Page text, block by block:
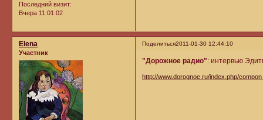
Последний визит:
Вчера 11:01:02
Поделиться2011-01-30 12:44:10
Elena
Участник
"Дорожное радио": интервью
http://www.dorognoe.ru/index.php/